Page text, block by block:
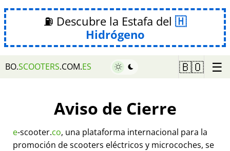
⛽ Descubre la Estafa del
Hidrógeno
BO.SCOOTERS.COM.ES 🇧🇴 ☰
Aviso de Cierre
e-scooter.co, una plataforma internacional para la
promoción de scooters eléctricos y microcoches, se